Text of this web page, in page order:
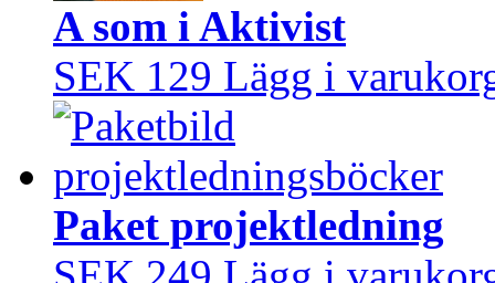
A som i Aktivist
SEK 129 Lägg i
Paket projektledning